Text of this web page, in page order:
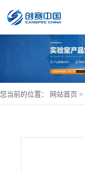
您当前的位置： 网站首页 >